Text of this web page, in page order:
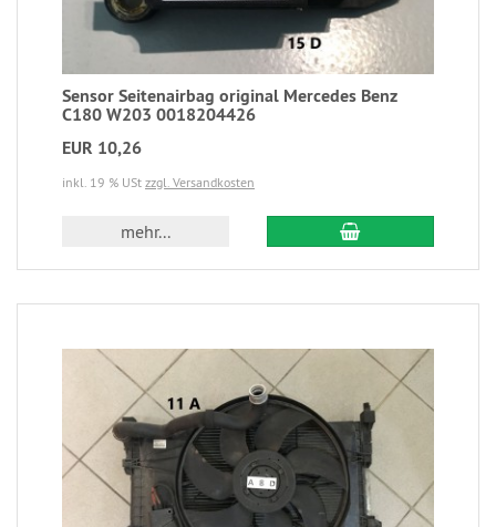
Sensor Seitenairbag original Mercedes Benz
C180 W203 0018204426
EUR 10,26
inkl. 19 % USt zzgl. Versandkosten
mehr...